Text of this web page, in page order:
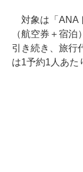
対象は「ANA
（航空券＋宿泊
引き続き、旅行
は1予約1人あた